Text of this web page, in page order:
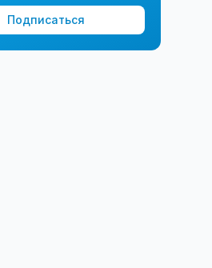
Подписаться